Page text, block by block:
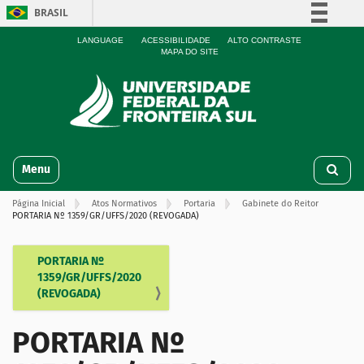
BRASIL
Simplifique!
Participe
Acesso à informação
LANGUAGE ACESSIBILIDADE
ALTO CONTRASTE
MAPA DO SITE
v
Toggle navigation
Página Inicial Atos Normativos Portaria
Gabinete do Reitor
PORTARIA Nº 1359/GR/UFFS/2020 (REVOGADA)
g
PORTARIA Nº
1359/GR/UFFS/2020
(REVOGADA)
PORTARIA Nº